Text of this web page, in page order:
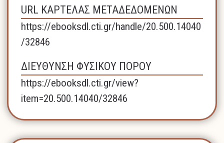
URL ΚΑΡΤΕΛΑΣ ΜΕΤΑΔΕΔΟΜΕΝΩΝ
https://ebooksdl.cti.gr/handle/20.500.14040
/32846
ΔΙΕΥΘΥΝΣΗ ΦΥΣΙΚΟΥ ΠΟΡΟΥ
https://ebooksdl.cti.gr/view?
item=20.500.14040/32846